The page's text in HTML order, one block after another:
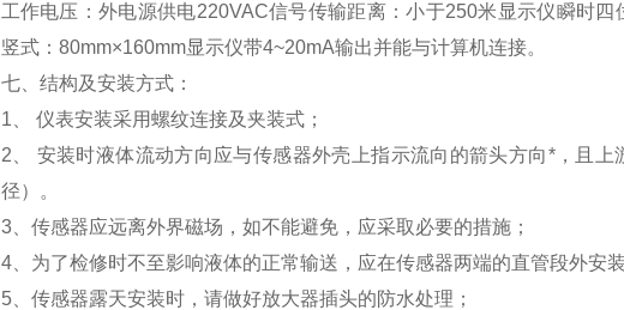
工作电压：外电源供电220VAC信号传输距离：小于250米显示仪瞬时
竖式：80mm×160mm显示仪带4~20mA输出并能与计算机连接。
七、结构及安装方式：
1、 仪表安装采用螺纹连接及夹装式；
2、 安装时液体流动方向应与传感器外壳上指示流向的箭头方向*，且
径）。
3、传感器应远离外界磁场，如不能避免，应采取必要的措施；
4、为了检修时不至影响液体的正常输送，应在传感器两端的直管段外安
5、传感器露天安装时，请做好放大器插头的防水处理；